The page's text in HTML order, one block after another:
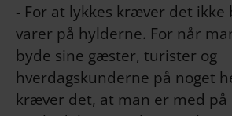
- For at lykkes kræver det ikke
varer på hylderne. For når
byde sine gæster, turister og
hverdagskunderne på noget
kræver det, at man er med på